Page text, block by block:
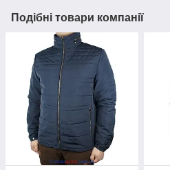
Подібні товари компанії